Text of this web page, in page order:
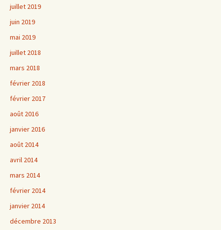
juillet 2019
juin 2019
mai 2019
juillet 2018
mars 2018
février 2018
février 2017
août 2016
janvier 2016
août 2014
avril 2014
mars 2014
février 2014
janvier 2014
décembre 2013